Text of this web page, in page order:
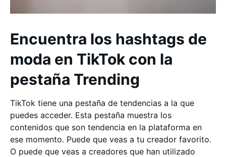
Encuentra los hashtags de
moda en TikTok con la
pestaña Trending
TikTok tiene una pestaña de tendencias a la que
puedes acceder. Esta pestaña muestra los
contenidos que son tendencia en la plataforma en
ese momento. Puede que veas a tu creador favorito.
O puede que veas a creadores que han utilizado